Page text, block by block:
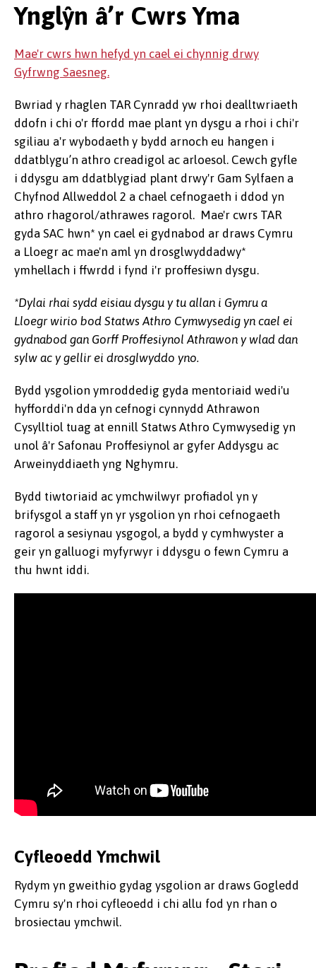
Ynglŷn â’r Cwrs Yma
Mae'r cwrs hwn hefyd yn cael ei chynnig drwy
Gyfrwng Saesneg.
Bwriad y rhaglen TAR Cynradd yw rhoi dealltwriaeth
ddofn i chi o'r ffordd mae plant yn dysgu a rhoi i chi'r
sgiliau a'r wybodaeth y bydd arnoch eu hangen i
ddatblygu’n athro creadigol ac arloesol. Cewch gyfle
i ddysgu am ddatblygiad plant drwy'r Gam Sylfaen a
Chyfnod Allweddol 2 a chael cefnogaeth i ddod yn
athro rhagorol/athrawes ragorol. Mae'r cwrs TAR
gyda SAC hwn* yn cael ei gydnabod ar draws Cymru
a Lloegr ac mae'n aml yn drosglwyddadwy*
ymhellach i ffwrdd i fynd i'r proffesiwn dysgu.
*Dylai rhai sydd eisiau dysgu y tu allan i Gymru a
Lloegr wirio bod Statws Athro Cymwysedig yn cael ei
gydnabod gan Gorff Proffesiynol Athrawon y wlad dan
sylw ac y gellir ei drosglwyddo yno.
Bydd ysgolion ymroddedig gyda mentoriaid wedi'u
hyfforddi'n dda yn cefnogi cynnydd Athrawon
Cysylltiol tuag at ennill Statws Athro Cymwysedig yn
unol â'r Safonau Proffesiynol ar gyfer Addysgu ac
Arweinyddiaeth yng Nghymru.
Bydd tiwtoriaid ac ymchwilwyr profiadol yn y
brifysgol a staff yn yr ysgolion yn rhoi cefnogaeth
ragorol a sesiynau ysgogol, a bydd y cymhwyster a
geir yn galluogi myfyrwyr i ddysgu o fewn Cymru a
thu hwnt iddi.
Cyfleoedd Ymchwil
Rydym yn gweithio gydag ysgolion ar draws Gogledd
Cymru sy'n rhoi cyfleoedd i chi allu fod yn rhan o
brosiectau ymchwil.